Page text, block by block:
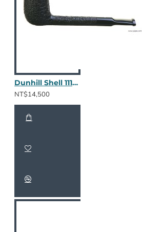
Dunhill Shell 1111 / 2401
NT$14,500